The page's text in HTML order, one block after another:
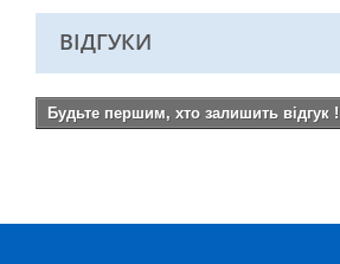
ВІДГУКИ
Будьте першим, хто залишить відгук !